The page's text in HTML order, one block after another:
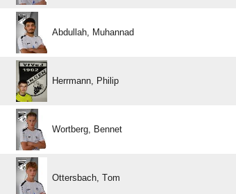
 
 
 
 